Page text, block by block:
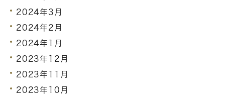
2024年3月
2024年2月
2024年1月
2023年12月
2023年11月
2023年10月